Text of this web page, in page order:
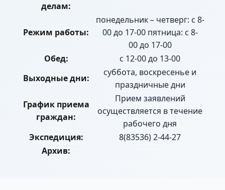
делам:
Режим работы:
понедельник – четверг: с 8-
00 до 17-00 пятница: с 8-
00 до 17-00
Обед:
с 12-00 до 13-00
Выходные дни:
суббота, воскресенье и
праздничные дни
График приема
граждан:
Прием заявлений
осуществляется в течение
рабочего дня
Экспедиция:
8(83536) 2-44-27
Архив: